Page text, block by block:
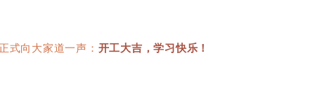
式向大家道一声： 开工大吉，学习快乐！